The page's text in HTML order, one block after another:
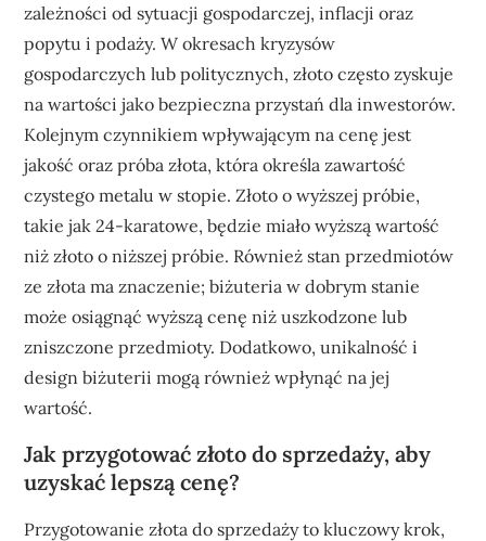
zależności od sytuacji gospodarczej, inflacji oraz
popytu i podaży. W okresach kryzysów
gospodarczych lub politycznych, złoto często zyskuje
na wartości jako bezpieczna przystań dla inwestorów.
Kolejnym czynnikiem wpływającym na cenę jest
jakość oraz próba złota, która określa zawartość
czystego metalu w stopie. Złoto o wyższej próbie,
takie jak 24-karatowe, będzie miało wyższą wartość
niż złoto o niższej próbie. Również stan przedmiotów
ze złota ma znaczenie; biżuteria w dobrym stanie
może osiągnąć wyższą cenę niż uszkodzone lub
zniszczone przedmioty. Dodatkowo, unikalność i
design biżuterii mogą również wpłynąć na jej
wartość.
Jak przygotować złoto do sprzedaży, aby
uzyskać lepszą cenę?
Przygotowanie złota do sprzedaży to kluczowy krok,